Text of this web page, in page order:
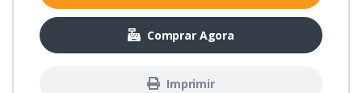
Comprar Agora
Imprimir